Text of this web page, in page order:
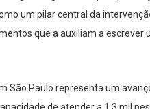
um pilar central da
que a auxiliam a escrever
São Paulo representa um